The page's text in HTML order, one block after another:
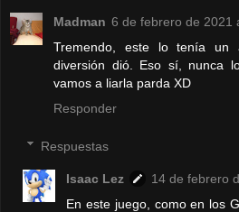
Madman 6 de febrero de 2021
Tremendo, este lo tenía
diversión dió. Eso sí, nunca
vamos a liarla parda XD
Responder
Respuestas
Isaac Lez
14 de febrero
En este juego, como en los